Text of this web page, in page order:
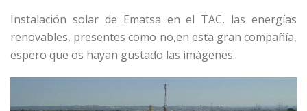
Instalación solar de Ematsa en el TAC, las energías
renovables, presentes como no,en esta gran compañía,
espero que os hayan gustado las imágenes.